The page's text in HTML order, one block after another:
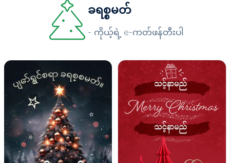
ခရစ္စမတ်
- ကိုယ့်ရဲ့ e-ကတ်ဖန်တီးပါ